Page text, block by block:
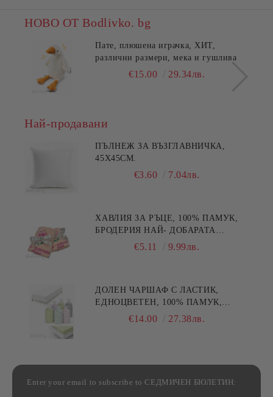
НОВО ОТ Bodlivko. bg
Пате, плюшена играчка, ХИТ,
различни размери, мека и гушлива
€15.00 29.34лв.
Най-продавани
ПЪЛНЕЖ ЗА ВЪЗГЛАВНИЧКА,
45X45СМ.
€3.60 7.04лв.
ХАВЛИЯ ЗА РЪЦЕ, 100% ПАМУК,
БРОДЕРИЯ НАЙ- ДОБАРАТА
МАЙКА/БАБА , РАЗМЕР:
€5.11 9.99лв.
ДОЛЕН ЧАРШАФ С ЛАСТИК,
ЕДНОЦВЕТЕН, 100% ПАМУК,
РАЗЛИЧНИ РАЗМЕРИ
€14.00 27.38лв.
Enter your email to subscribe to СЕДМИЧЕН БЮЛЕТИН: